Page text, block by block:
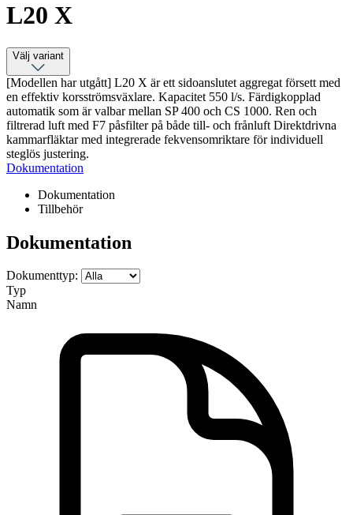
L20 X
Välj variant
[Modellen har utgått] L20 X är ett sidoanslutet aggregat försett med
en effektiv korsströmsväxlare. Kapacitet 550 l/s. Färdigkopplad
automatik som är valbar mellan SP 400 och CS 1000. Ren och
filtrerad luft med F7 påsfilter på både till- och frånluft Direktdrivna
kammarfläktar med integrerade fekvensomriktare för individuell
steglös justering.
Dokumentation
Dokumentation
Tillbehör
Dokumentation
Dokumenttyp:
Typ
Namn